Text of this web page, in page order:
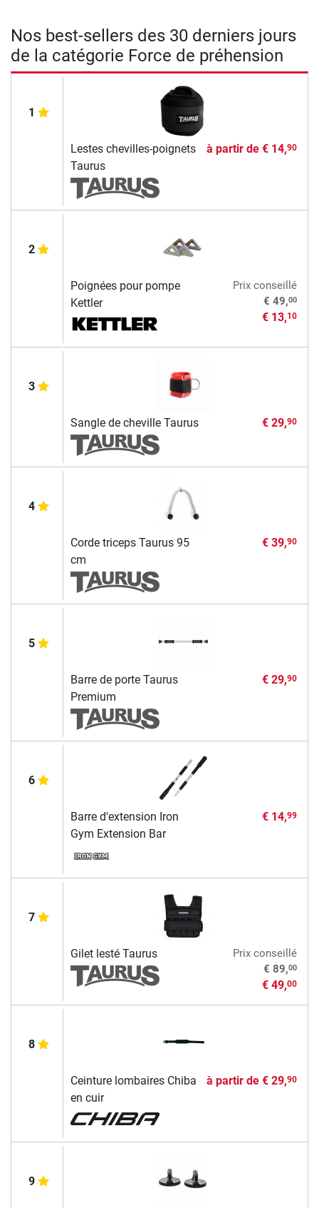
Nos best-sellers des 30 derniers jours
de la catégorie Force de préhension
1
Lestes chevilles-poignets
Taurus
à partir de € 14,90
2
Poignées pour pompe
Kettler
Prix conseillé
€ 49,00
€ 13,10
3
Sangle de cheville Taurus € 29,90
4
Corde triceps Taurus 95
cm
€ 39,90
5
Barre de porte Taurus
Premium
€ 29,90
6
Barre d'extension Iron
Gym Extension Bar
€ 14,99
7
Gilet lesté Taurus
Prix conseillé
€ 89,00
€ 49,00
8
Ceinture lombaires Chiba
en cuir
à partir de € 29,90
9